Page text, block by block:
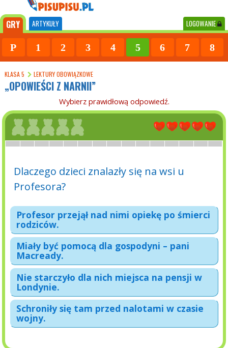
GRY ARTYKUŁY LOGOWANIE
P 1 2 3 4 5 6 7 8
KLASA 5 LEKTURY OBOWIĄZKOWE
„OPOWIEŚCI Z NARNII”
Wybierz prawidłową odpowiedź.
Dlaczego dzieci znalazły się na wsi u
Profesora?
Profesor przejął nad nimi opiekę po śmierci
rodziców.
Miały być pomocą dla gospodyni – pani
Macready.
Nie starczyło dla nich miejsca na pensji w
Londynie.
Schroniły się tam przed nalotami w czasie
wojny.